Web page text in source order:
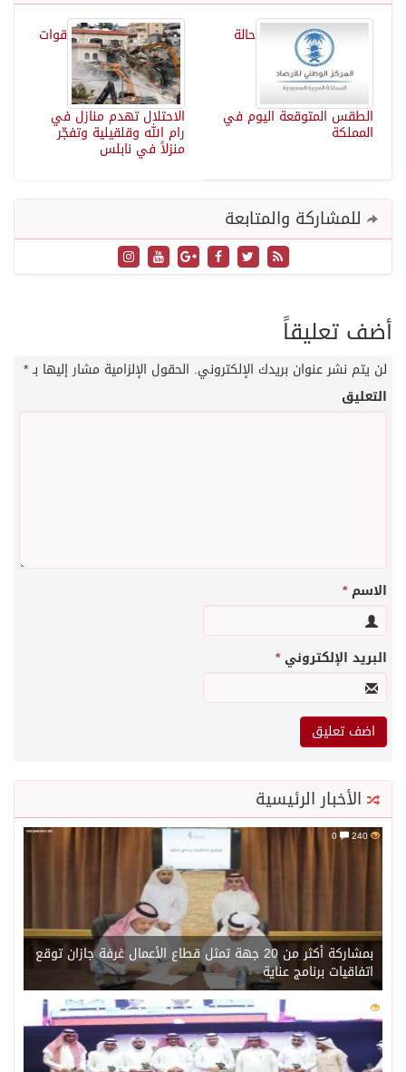
قوات
الاحتلال تهدم منازل في
رام الله وقلقيلية وتفجّر
منزلاً في نابلس
حالة
الطقس المتوقعة اليوم في
المملكة
للمشاركة والمتابعة
أضف تعليقاً
لن يتم نشر عنوان بريدك الإلكتروني. الحقول الإلزامية مشار إليها بـ*
التعليق
الاسم*
البريد الإلكتروني*
الأخبار الرئيسية
240
بمشاركة أكثر من 20 جهة تمثل قطاع الأعمال غرفة جازان توقع
اتفاقيات برنامج عناية
221